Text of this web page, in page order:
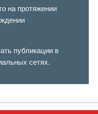
на протяжении
публикации в
сетях.